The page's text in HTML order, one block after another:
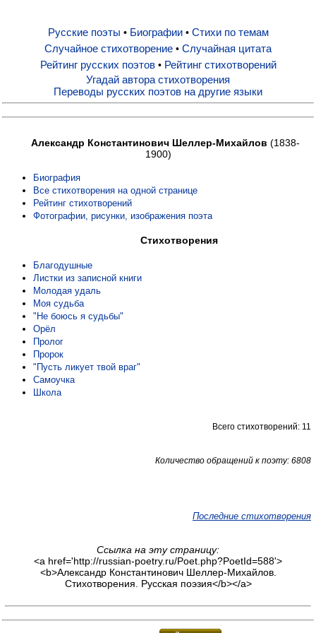
Русские поэты
Биографии
Стихи по темам
Случайное стихотворение
Случайная цитата
Рейтинг русских поэтов
Рейтинг стихотворений
Русские поэты • Биографии• Стихи по темам
Случайное стихотворение • Случайная цитата
Рейтинг русских поэтов• Рейтинг стихотворений
Угадай автора стихотворения
Переводы русских поэтов на другие языки
Александр Константинович Шеллер-Михайлов (1838-
1900)
Биография
Все стихотворения на одной странице
Рейтинг стихотворений
Фотографии, рисунки, изображения поэта
Стихотворения
Благодушные
Листки из записной книги
Молодая удаль
Моя судьба
"Не боюсь я судьбы"
Орёл
Пролог
Пророк
"Пусть ликует твой враг"
Самоучка
Школа
Всего стихотворений: 11
Количество обращений к поэту: 6808
Последние стихотворения
Ссылка на эту страницу:
<a href='http://russian-poetry.ru/Poet.php?PoetId=588'>
<b>Александр Константинович Шеллер-Михайлов.
Стихотворения. Русская поэзия</b></a>